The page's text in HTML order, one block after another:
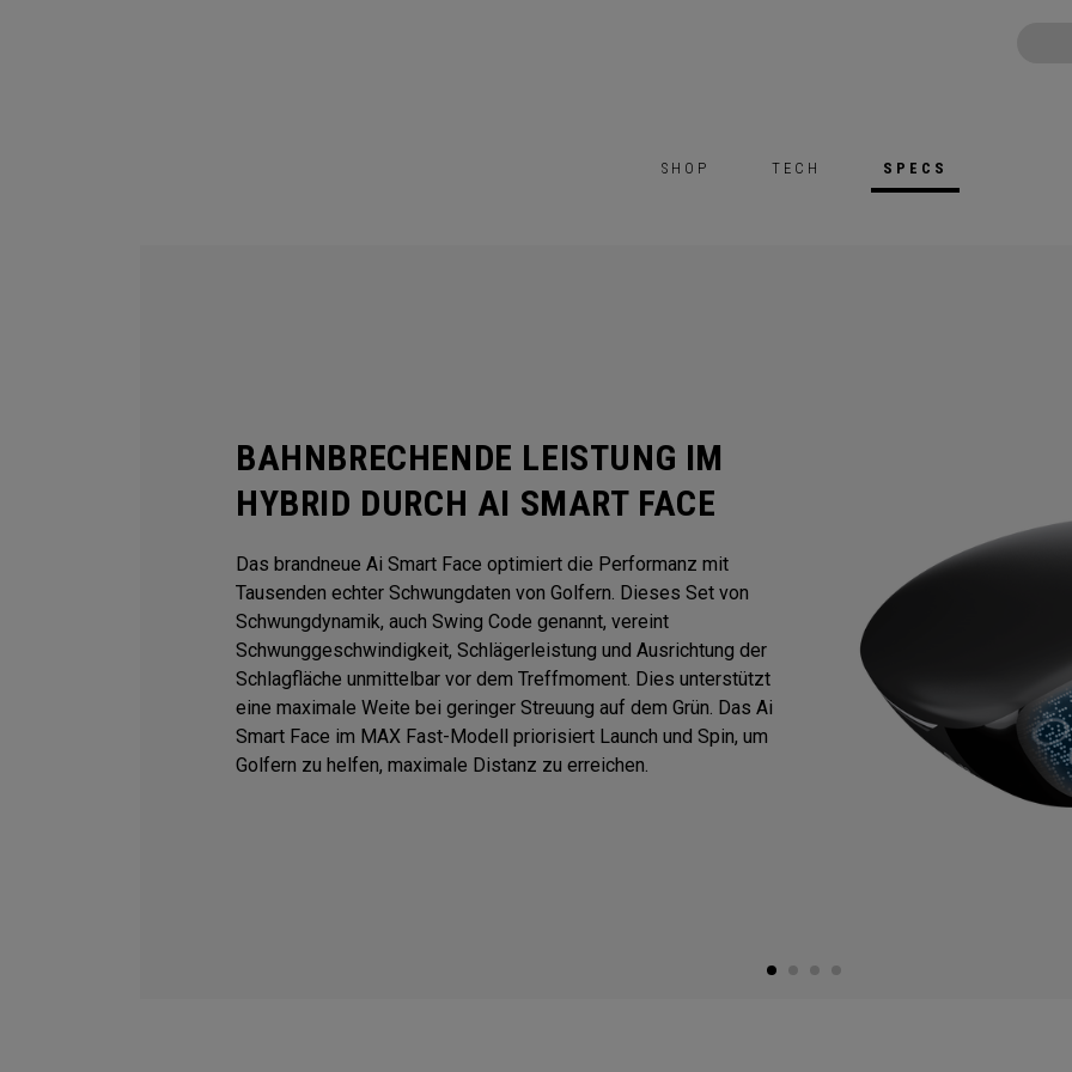
SHOP TECH SPECS
BAHNBRECHENDE LEISTUNG IM
HYBRID DURCH AI SMART FACE
Das brandneue Ai Smart Face optimiert die Performanz mit
Tausenden echter Schwungdaten von Golfern. Dieses Set von
Schwungdynamik, auch Swing Code genannt, vereint
Schwunggeschwindigkeit, Schlägerleistung und Ausrichtung der
Schlagfläche unmittelbar vor dem Treffmoment. Dies unterstützt
eine maximale Weite bei geringer Streuung auf dem Grün. Das Ai
Smart Face im MAX Fast-Modell priorisiert Launch und Spin, um
Golfern zu helfen, maximale Distanz zu erreichen.